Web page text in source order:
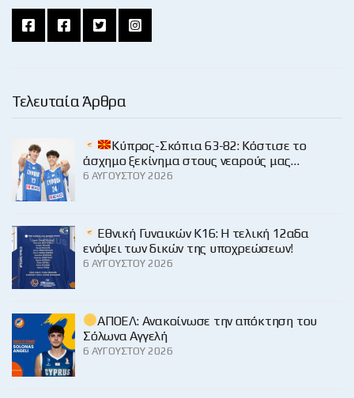
Τελευταία Άρθρα
Κύπρος-Σκόπια 63-82: Κόστισε το
άσχημο ξεκίνημα στους νεαρούς μας…
6 ΑΥΓΟΎΣΤΟΥ 2026
Εθνική Γυναικών Κ16: Η τελική 12αδα
ενόψει των δικών της υποχρεώσεων!
6 ΑΥΓΟΎΣΤΟΥ 2026
ΑΠΟΕΛ: Ανακοίνωσε την απόκτηση του
Σόλωνα Αγγελή
6 ΑΥΓΟΎΣΤΟΥ 2026